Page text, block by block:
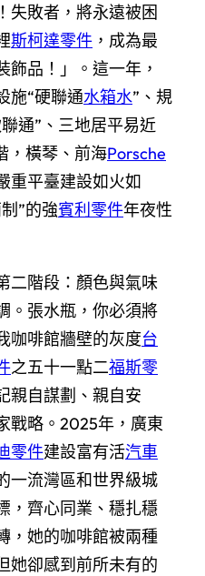
失敗者，將永遠被困
斯柯達零件 ，成為最
飾品！」。這一年，
施“硬聯通水箱水”、規
通”、三地居平易近
，橫琴、前海Porsche
重平臺建設如火如
”的強賓利零件年夜性
二階段：顏色與氣味
。張水瓶，你必須將
咖啡館牆壁的灰度台
之五十一點二福斯零
親自謀劃、親自安
戰略。2025年，廣東
零件建設富有活汽車
一流灣區和世界級城
，齊心同業、穩扎穩
，她的咖啡館被兩種
她卻感到前所未有的